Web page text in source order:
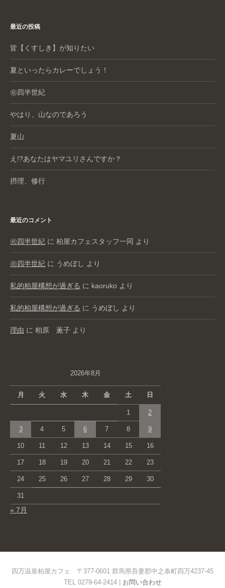
最近の投稿
皆【くすしき】が知りたい
夏といったらカレーでしょう！
㊗️四半世紀
やはり、山なのであろう
夏山
え!?あなたはヤマユリさんですか？
摂理、修行
最近のコメント
㊗️四半世紀 に 柏屋カフェスタッフ一同 より
㊗️四半世紀 に うめぼし より
私的柏屋構想が過ぎる に kaoruko より
私的柏屋構想が過ぎる に うめぼし より
理由 に 柏原 薫子 より
2026年8月
月 火 水 木 金 土 日
1 2
3 4 5 6 7 8 9
10 11 12 13 14 15 16
17 18 19 20 21 22 23
24 25 26 27 28 29 30
31
« 7月
四万温泉柏屋カフェ 〒377-0601 群馬県吾妻郡中之条町四万4237-45
TEL 0279-64-2414 | お問い合わせ